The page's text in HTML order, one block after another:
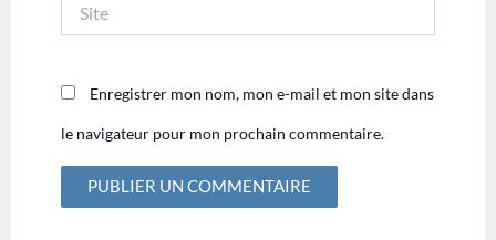
Enregistrer mon nom, mon e-mail et mon site dans
le navigateur pour mon prochain commentaire.